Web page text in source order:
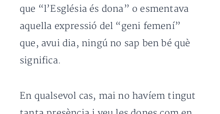
que “l’Església és dona” o esmentava
aquella expressió del “geni femení”
que, avui dia, ningú no sap ben bé què
significa.
En qualsevol cas, mai no havíem tingut